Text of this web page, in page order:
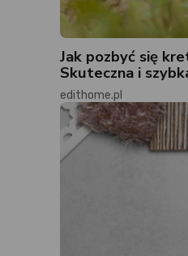
Jak pozbyć się
Skuteczna i
edithome.pl